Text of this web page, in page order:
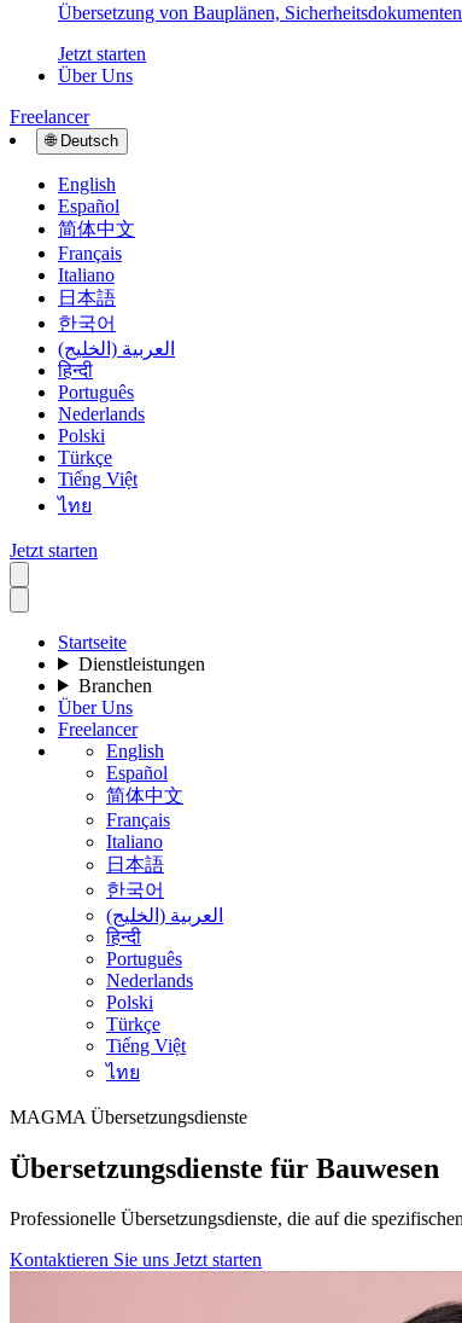
Übersetzung von Bauplänen,
Jetzt starten
Über Uns
Freelancer
🌐 Deutsch
English
Español
简体中文
Français
Italiano
日本語
한국어
العربية (الخليج)
हिन्दी
Português
Nederlands
Polski
Türkçe
Tiếng Việt
ไทย
Jetzt starten
Startseite
Dienstleistungen
Branchen
Über Uns
Freelancer
English
Español
简体中文
Français
Italiano
日本語
한국어
العربية (الخليج)
हिन्दी
Português
Nederlands
Polski
Türkçe
Tiếng Việt
ไทย
MAGMA Übersetzungsdienste
Übersetzungsdienste für Bauwesen
Professionelle Übersetzungsdienste, die auf die
Kontaktieren Sie uns Jetzt starten